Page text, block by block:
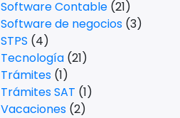
Software Contable (21)
Software de negocios (3)
STPS (4)
Tecnología (21)
Trámites (1)
Trámites SAT (1)
Vacaciones (2)